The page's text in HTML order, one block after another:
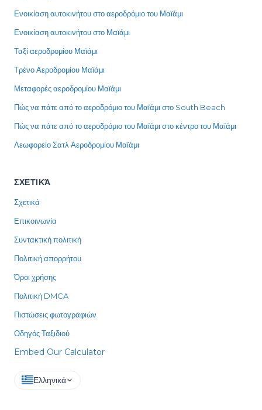
Ενοικίαση αυτοκινήτου στο αεροδρόμιο του Μαϊάμι
Ενοικίαση αυτοκινήτου στο Μαϊάμι
Ταξί αεροδρομίου Μαϊάμι
Τρένο Αεροδρομίου Μαϊάμι
Μεταφορές αεροδρομίου Μαϊάμι
Πώς να πάτε από το αεροδρόμιο του Μαϊάμι στο South Beach
Πώς να πάτε από το αεροδρόμιο του Μαϊάμι στο κέντρο του Μαϊάμι
Λεωφορείο Σατλ Αεροδρομίου Μαϊάμι
ΣΧΕΤΙΚΆ
Σχετικά
Επικοινωνία
Συντακτική πολιτική
Πολιτική απορρήτου
Όροι χρήσης
Πολιτική DMCA
Πιστώσεις φωτογραφιών
Οδηγός Ταξιδιού
Embed Our Calculator
Ελληνικά